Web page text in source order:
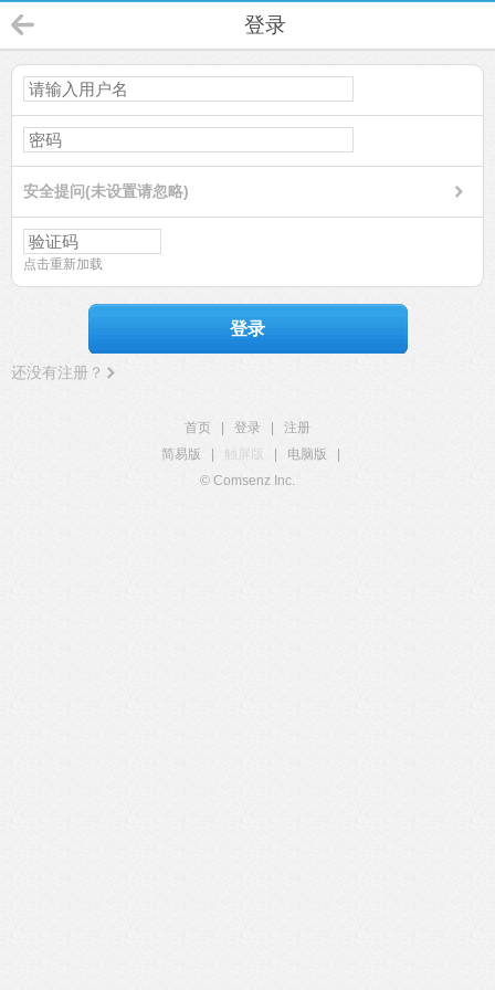
登录
安全提问(未设置请忽略)
点击重新加载
登录
还没有注册？
首页 登录
注册
简易版
触屏版 电脑版
© Comsenz Inc.